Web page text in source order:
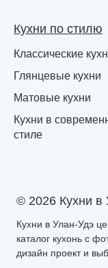
© 2026 Кухни в
Кухни в Улан-Удэ
каталог кухонь с
дизайн проект и
Кухни по стилю
Классические
Глянцевые кухни
Матовые кухни
Кухни в
стиле